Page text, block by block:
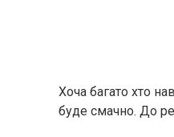
Хоча багато хто
буде смачно. До